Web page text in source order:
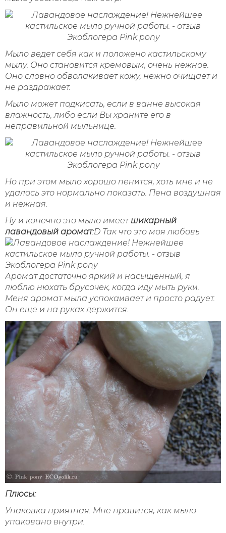
Мыло ведет себя как и положено кастильскому
мылу. Оно становится кремовым, очень нежное.
Оно словно обволакивает кожу, нежно очищает и
не раздражает.
Мыло может подкисать, если в ванне высокая
влажность, либо если Вы храните его в
неправильной мыльнице.
Но при этом мыло хорошо пенится, хоть мне и не
удалось это нормально показать. Пена воздушная
и нежная.
Ну и конечно это мыло имеет шикарный
лавандовый аромат:D Так что это моя любовь
Аромат достаточно яркий и насыщенный, я
люблю нюхать брусочек, когда иду мыть руки.
Меня аромат мыла успокаивает и просто радует.
Он еще и на руках держится.
Плюсы:
Упаковка приятная. Мне нравится, как мыло
упаковано внутри.